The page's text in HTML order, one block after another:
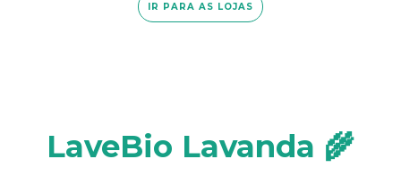
IR PARA AS LOJAS
LaveBio Lavanda 🌾